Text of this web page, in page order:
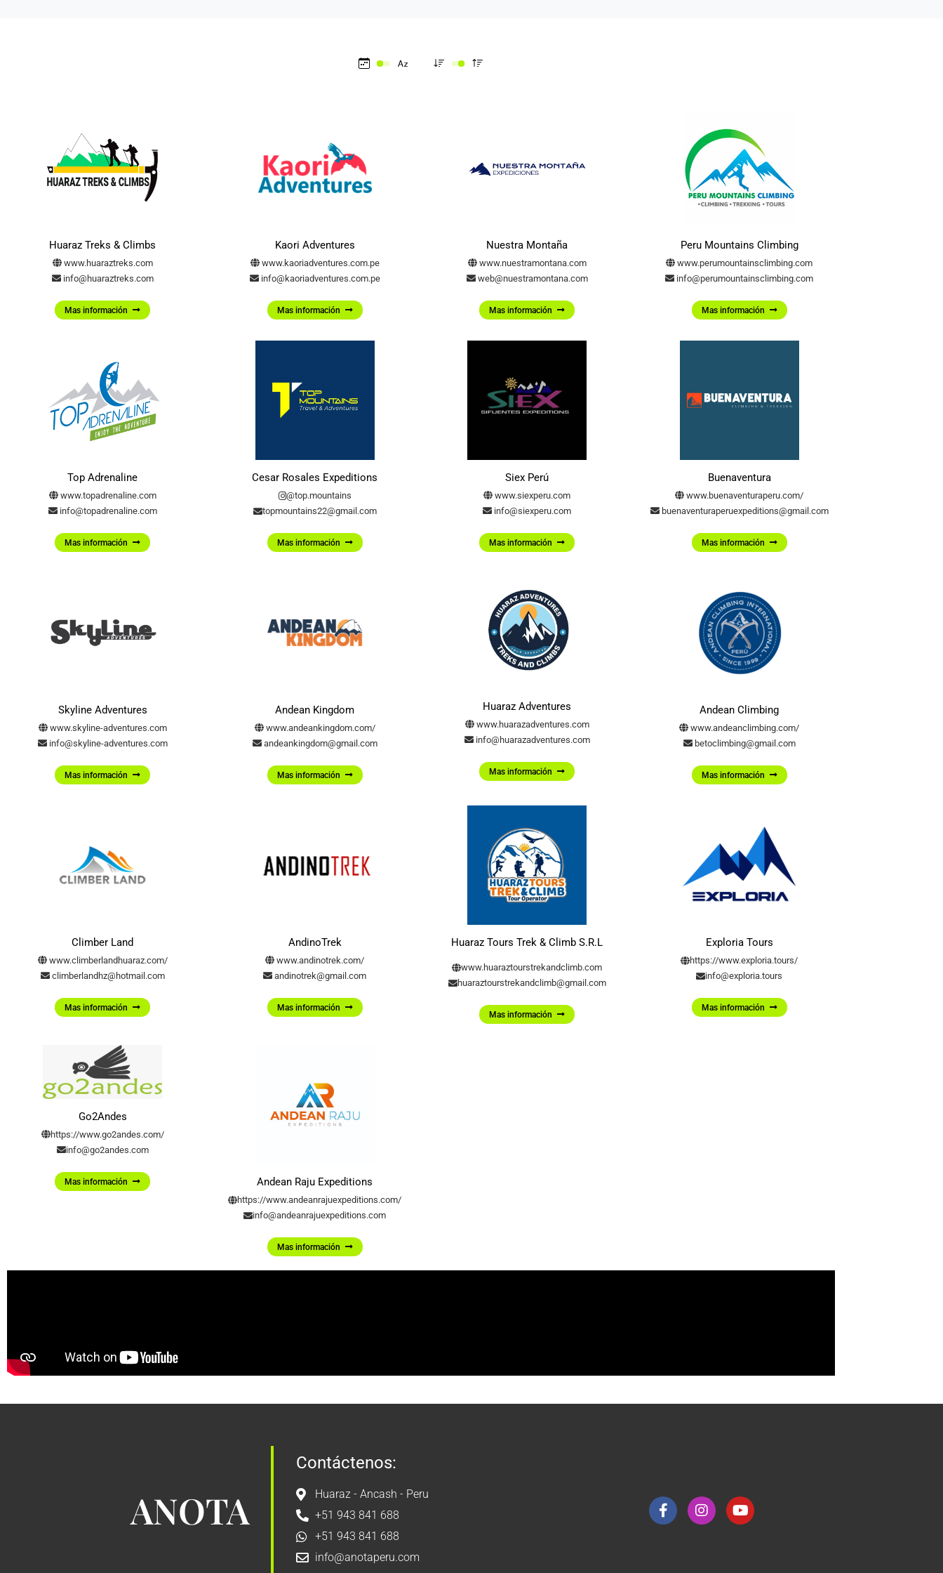
Huaraz Treks & Climbs
www.huaraztreks.com
info@huaraztreks.com
Mas información
Kaori Adventures
www.kaoriadventures.com.pe
info@kaoriadventures.com.pe
Mas información
Nuestra Montaña
www.nuestramontana.com
web@nuestramontana.com
Mas información
Peru Mountains Climbing
www.perumountainsclimbing.com
info@perumountainsclimbing.com
Mas información
Top Adrenaline
www.topadrenaline.com
info@topadrenaline.com
Mas información
Cesar Rosales Expeditions
@top.mountains
topmountains22@gmail.com
Mas información
Siex Perú
www.siexperu.com
info@siexperu.com
Mas información
Buenaventura
www.buenaventuraperu.com/
buenaventuraperuexpeditions@gmail.com
Mas información
Skyline Adventures
www.skyline-adventures.com
info@skyline-adventures.com
Mas información
Andean Kingdom
www.andeankingdom.com/
andeankingdom@gmail.com
Mas información
Huaraz Adventures
www.huarazadventures.com
info@huarazadventures.com
Mas información
Andean Climbing
www.andeanclimbing.com/
betoclimbing@gmail.com
Mas información
Climber Land
www.climberlandhuaraz.com/
climberlandhz@hotmail.com
Mas información
AndinoTrek
www.andinotrek.com/
andinotrek@gmail.com
Mas información
Huaraz Tours Trek & Climb S.R.L
www.huaraztourstrekandclimb.com
huaraztourstrekandclimb@gmail.com
Mas información
Exploria Tours
https://www.exploria.tours/
info@exploria.tours
Mas información
Go2Andes
https://www.go2andes.com/
info@go2andes.com
Mas información Andean Raju Expeditions
https://www.andeanrajuexpeditions.com/
info@andeanrajuexpeditions.com
Mas información
ANOTA
Contáctenos:
Huaraz - Ancash - Peru
+51 943 841 688
+51 943 841 688
info@anotaperu.com